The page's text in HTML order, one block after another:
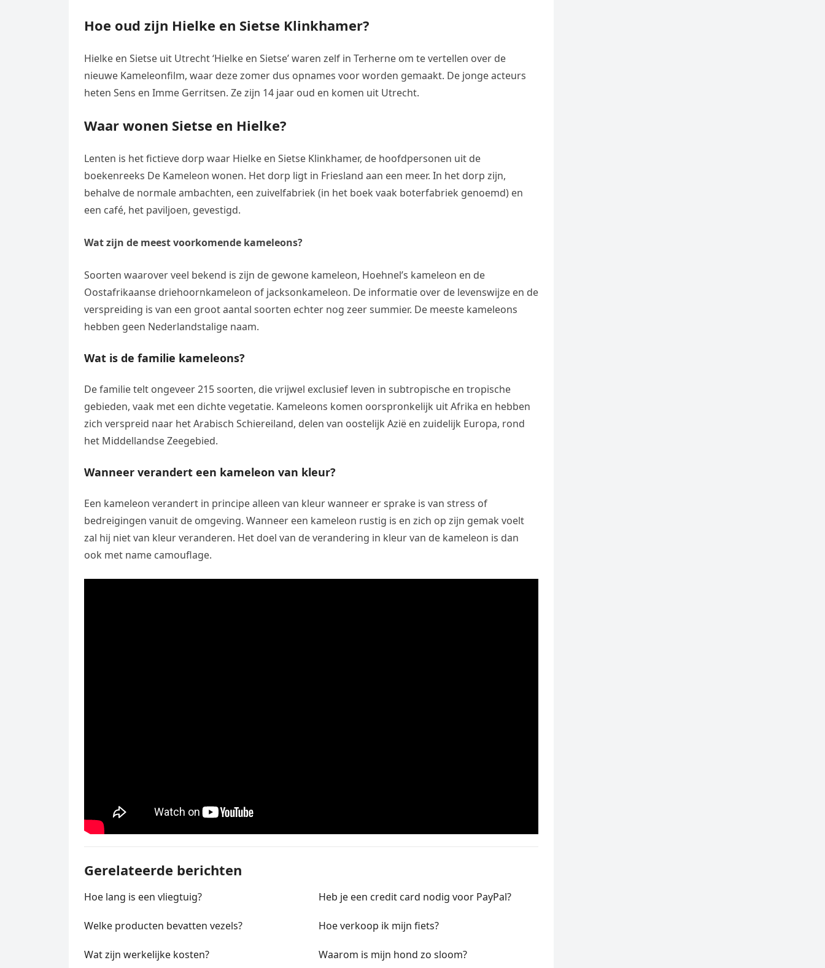
Hoe oud zijn Hielke en Sietse Klinkhamer?
Hielke en Sietse uit Utrecht ‘Hielke en Sietse’ waren zelf in Terherne om te vertellen over de
nieuwe Kameleonfilm, waar deze zomer dus opnames voor worden gemaakt. De jonge acteurs
heten Sens en Imme Gerritsen. Ze zijn 14 jaar oud en komen uit Utrecht.
Waar wonen Sietse en Hielke?
Lenten is het fictieve dorp waar Hielke en Sietse Klinkhamer, de hoofdpersonen uit de
boekenreeks De Kameleon wonen. Het dorp ligt in Friesland aan een meer. In het dorp zijn,
behalve de normale ambachten, een zuivelfabriek (in het boek vaak boterfabriek genoemd) en
een café, het paviljoen, gevestigd.
Wat zijn de meest voorkomende kameleons?
Soorten waarover veel bekend is zijn de gewone kameleon, Hoehnel’s kameleon en de
Oostafrikaanse driehoornkameleon of jacksonkameleon. De informatie over de levenswijze en de
verspreiding is van een groot aantal soorten echter nog zeer summier. De meeste kameleons
hebben geen Nederlandstalige naam.
Wat is de familie kameleons?
De familie telt ongeveer 215 soorten, die vrijwel exclusief leven in subtropische en tropische
gebieden, vaak met een dichte vegetatie. Kameleons komen oorspronkelijk uit Afrika en hebben
zich verspreid naar het Arabisch Schiereiland, delen van oostelijk Azië en zuidelijk Europa, rond
het Middellandse Zeegebied.
Wanneer verandert een kameleon van kleur?
Een kameleon verandert in principe alleen van kleur wanneer er sprake is van stress of
bedreigingen vanuit de omgeving. Wanneer een kameleon rustig is en zich op zijn gemak voelt
zal hij niet van kleur veranderen. Het doel van de verandering in kleur van de kameleon is dan
ook met name camouflage.
Gerelateerde berichten
Hoe lang is een vliegtuig? Heb je een credit card nodig voor PayPal?
Welke producten bevatten vezels? Hoe verkoop ik mijn fiets?
Wat zijn werkelijke kosten? Waarom is mijn hond zo sloom?